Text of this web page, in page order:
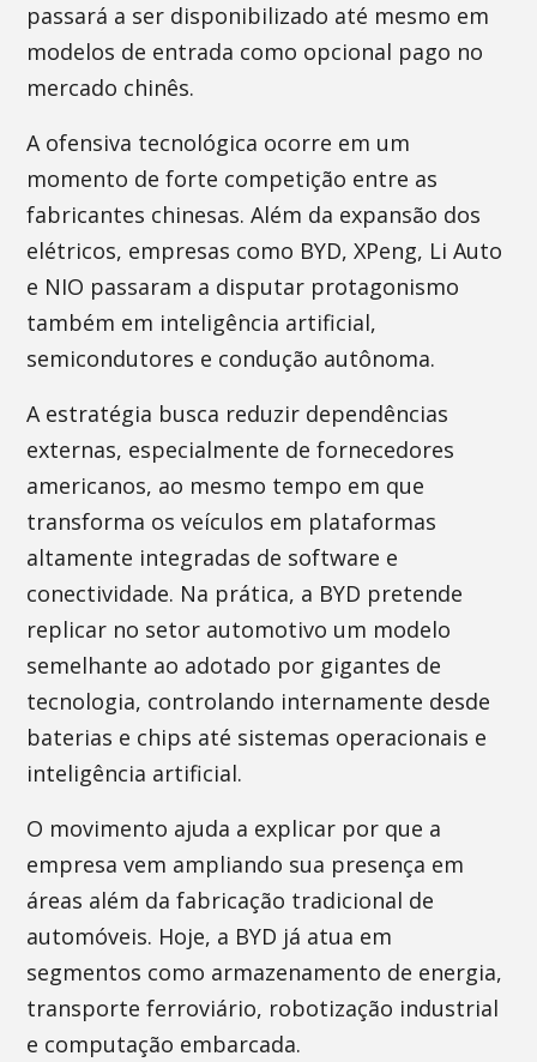
passará a ser disponibilizado até mesmo em
modelos de entrada como opcional pago no
mercado chinês.
A ofensiva tecnológica ocorre em um
momento de forte competição entre as
fabricantes chinesas. Além da expansão dos
elétricos, empresas como BYD, XPeng, Li Auto
e NIO passaram a disputar protagonismo
também em inteligência artificial,
semicondutores e condução autônoma.
A estratégia busca reduzir dependências
externas, especialmente de fornecedores
americanos, ao mesmo tempo em que
transforma os veículos em plataformas
altamente integradas de software e
conectividade. Na prática, a BYD pretende
replicar no setor automotivo um modelo
semelhante ao adotado por gigantes de
tecnologia, controlando internamente desde
baterias e chips até sistemas operacionais e
inteligência artificial.
O movimento ajuda a explicar por que a
empresa vem ampliando sua presença em
áreas além da fabricação tradicional de
automóveis. Hoje, a BYD já atua em
segmentos como armazenamento de energia,
transporte ferroviário, robotização industrial
e computação embarcada.